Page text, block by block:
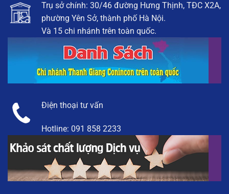
Trụ sở chính: 30/46 đường Hưng Thịnh, TĐC X2A,
phường Yên Sở, thành phố Hà Nội.
Và 15 chi nhánh trên toàn quốc.
Điện thoại tư vấn
Hotline: 091 858 2233